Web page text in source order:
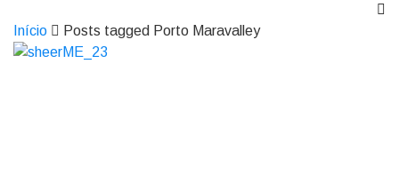
Início Posts tagged Porto Maravalley